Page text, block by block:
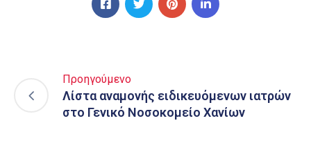
Προηγούμενο
Λίστα αναμονής ειδικευόμενων ιατρών
στο Γενικό Νοσοκομείο Χανίων